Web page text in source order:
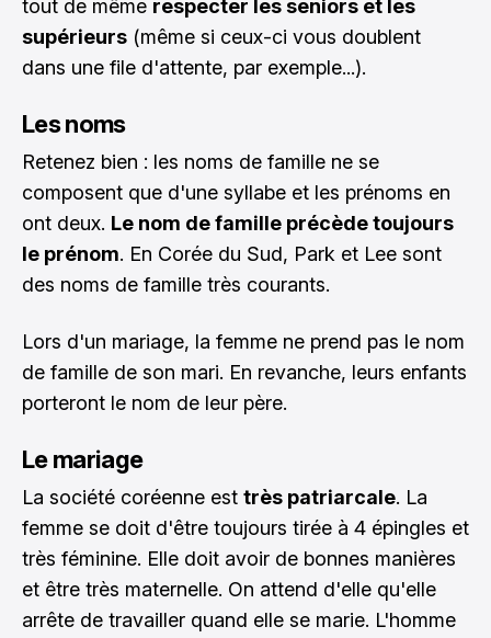
tout de même respecter les seniors et les
supérieurs (même si ceux-ci vous doublent
dans une file d'attente, par exemple...).
Les noms
Retenez bien : les noms de famille ne se
composent que d'une syllabe et les prénoms en
ont deux. Le nom de famille précède toujours
le prénom. En Corée du Sud, Park et Lee sont
des noms de famille très courants.
Lors d'un mariage, la femme ne prend pas le nom
de famille de son mari. En revanche, leurs enfants
porteront le nom de leur père.
Le mariage
La société coréenne est très patriarcale. La
femme se doit d'être toujours tirée à 4 épingles et
très féminine. Elle doit avoir de bonnes manières
et être très maternelle. On attend d'elle qu'elle
arrête de travailler quand elle se marie. L'homme